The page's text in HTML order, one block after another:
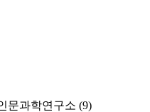
문과학연구소 (9)